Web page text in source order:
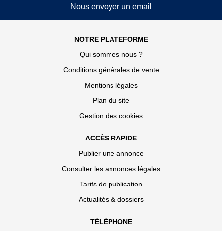
Nous envoyer un email
NOTRE PLATEFORME
Qui sommes nous ?
Conditions générales de vente
Mentions légales
Plan du site
Gestion des cookies
ACCÈS RAPIDE
Publier une annonce
Consulter les annonces légales
Tarifs de publication
Actualités & dossiers
TÉLÉPHONE